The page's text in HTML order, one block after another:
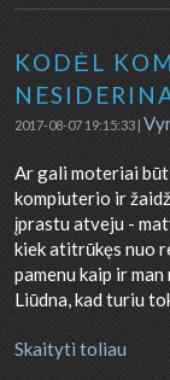
KODĖL
2017-08-07 19:15:33 |
Ar gali moteriai
kompiuterio ir
įprastu atveju -
kiek atitrūkęs nuo
pamenu kaip ir
Liūdna, kad turiu
Skaityti toliau